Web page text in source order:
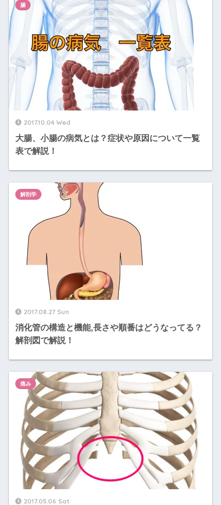
2017.10.04 Wed
大腸、小腸の病気とは？症状や原因について一覧
表で解説！
腸
2017.08.27 Sun
消化管の構造と機能,長さや順番はどうなってる？
解剖図で解説！
解剖学
2017.05.06 Sat
痛み